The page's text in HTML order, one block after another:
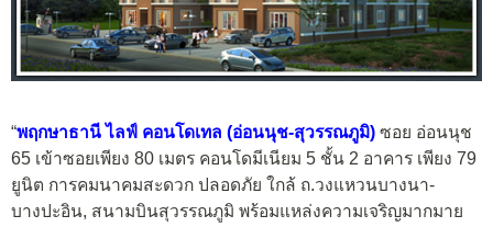
“พฤกษาธานี ไลฟ์ คอนโดเทล (อ่อนนุช-สุวรรณภูมิ) ซอย อ่อนนุช
65 เข้าซอยเพียง 80 เมตร คอนโดมีเนียม 5 ชั้น 2 อาคาร เพียง 79
ยูนิต การคมนาคมสะดวก ปลอดภัย ใกล้ ถ.วงแหวนบางนา-
บางปะอิน, สนามบินสุวรรณภูมิ พร้อมแหล่งความเจริญมากมาย